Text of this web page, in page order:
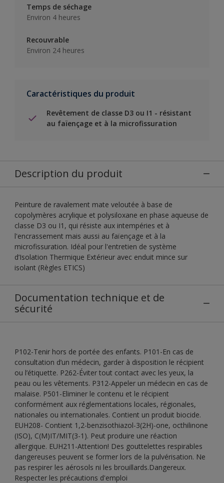
Temps de séchage
Environ 4 heures
Recouvrable
Environ 24 heures
Caractéristiques du produit
Revêtement de classe D3 ou I1 - résistant
au faïençage et à la microfissuration
Description du produit
Peinture de ravalement mate veloutée à base de
copolymères acrylique et polysiloxane en phase aqueuse de
classe D3 ou I1, qui résiste aux intempéries et à
l'encrassement mais aussi au faïençage et à la
microfissuration. Idéal pour l'entretien de système
d’Isolation Thermique Extérieur avec enduit mince sur
isolant (Règles ETICS)
Documentation technique et de
sécurité
P102-Tenir hors de portée des enfants. P101-En cas de
consultation d’un médecin, garder à disposition le récipient
ou l’étiquette. P262-Éviter tout contact avec les yeux, la
peau ou les vêtements. P312-Appeler un médecin en cas de
malaise. P501-Eliminer le contenu et le récipient
conformément aux réglementations locales, régionales,
nationales ou internationales. Contient un produit biocide.
EUH208- Contient 1,2-benzisothiazol-3(2H)-one, octhilinone
(ISO), C(M)IT/MIT(3-1). Peut produire une réaction
allergique. EUH211-Attention! Des gouttelettes respirables
dangereuses peuvent se former lors de la pulvérisation. Ne
pas respirer les aérosols ni les brouillards.Dangereux.
Respecter les précautions d'emploi